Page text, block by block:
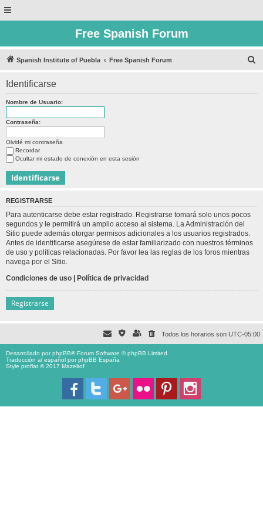
Free Spanish Forum
Spanish Institute of Puebla Free Spanish Forum
Identificarse
Nombre de Usuario:
Contraseña:
Olvidé mi contraseña
Recordar
Ocultar mi estado de conexión en esta sesión
REGISTRARSE
Para autenticarse debe estar registrado. Registrarse tomará solo unos pocos
segundos y le permitirá un amplio acceso al sistema. La Administración del
Sitio puede además otorgar permisos adicionales a los usuarios registrados.
Antes de identificarse asegúrese de estar familiarizado con nuestros términos
de uso y políticas relacionadas. Por favor lea las reglas de los foros mientras
navega por el Sitio.
Condiciones de uso | Política de privacidad
Registrarse
Todos los horarios son UTC-05:00
Desarrollado porphpBB® Forum Software © phpBB Limited
Traducción al español porphpBB España
Style proflat © 2017 Mazeltof